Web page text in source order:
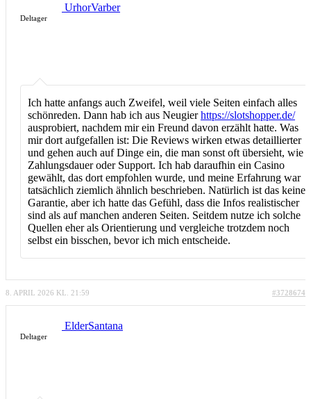
UrhorVarber
Deltager
Ich hatte anfangs auch Zweifel, weil viele Seiten einfach alles
schönreden. Dann hab ich aus Neugierhttps://slotshopper.de/
ausprobiert, nachdem mir ein Freund davon erzählt hatte. Was
mir dort aufgefallen ist: Die Reviews wirken etwas detaillierter
und gehen auch auf Dinge ein, die man sonst oft übersieht, wie
Zahlungsdauer oder Support. Ich hab daraufhin ein Casino
gewählt, das dort empfohlen wurde, und meine Erfahrung war
tatsächlich ziemlich ähnlich beschrieben. Natürlich ist das keine
Garantie, aber ich hatte das Gefühl, dass die Infos realistischer
sind als auf manchen anderen Seiten. Seitdem nutze ich solche
Quellen eher als Orientierung und vergleiche trotzdem noch
selbst ein bisschen, bevor ich mich entscheide.
8. APRIL 2026 KL. 21:59 #3728674
ElderSantana
Deltager